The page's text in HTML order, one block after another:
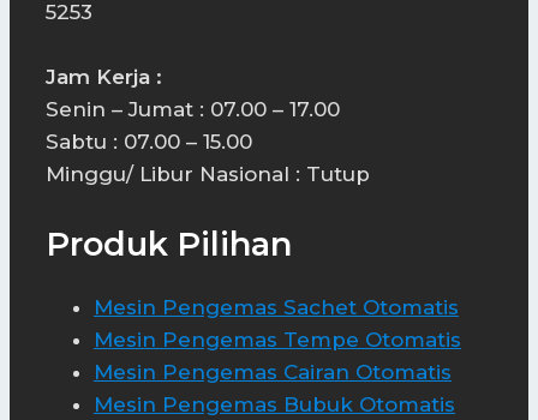
5253
Jam Kerja :
Senin – Jumat : 07.00 – 17.00
Sabtu : 07.00 – 15.00
Minggu/ Libur Nasional : Tutup
Produk Pilihan
Mesin Pengemas Sachet Otomatis
Mesin Pengemas Tempe Otomatis
Mesin Pengemas Cairan Otomatis
Mesin Pengemas Bubuk Otomatis